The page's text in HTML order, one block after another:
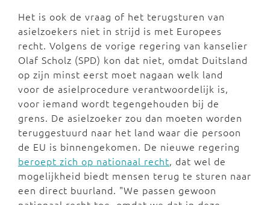
Het is ook de vraag of het terugsturen van
asielzoekers niet in strijd is met Europees
recht. Volgens de vorige regering van kanselier
Olaf Scholz (SPD) kon dat niet, omdat Duitsland
op zijn minst eerst moet nagaan welk land
voor de asielprocedure verantwoordelijk is,
voor iemand wordt tegengehouden bij de
grens. De asielzoeker zou dan moeten worden
teruggestuurd naar het land waar die persoon
de EU is binnengekomen. De nieuwe regering
beroept zich op nationaal recht, dat wel de
mogelijkheid biedt mensen terug te sturen naar
een direct buurland. "We passen gewoon